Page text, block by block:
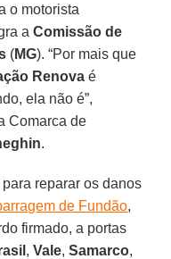
o motorista
aComissão de
(MG). “Por mais que
Renova é
ela não é”,
Comarca de
.
reparar os danos
de Fundão,
firmado, a portas
,Vale,Samarco,